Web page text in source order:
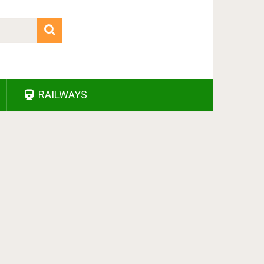
RAILWAYS